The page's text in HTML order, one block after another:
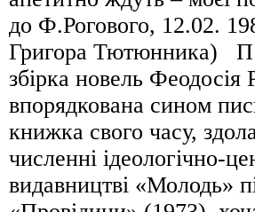
до Ф.Рогового, 12.02.
Григора Тютюнника)
збірка новель Феодосія
впорядкована сином
книжка свого часу,
численні ідеологічно-
видавництві «Молодь»